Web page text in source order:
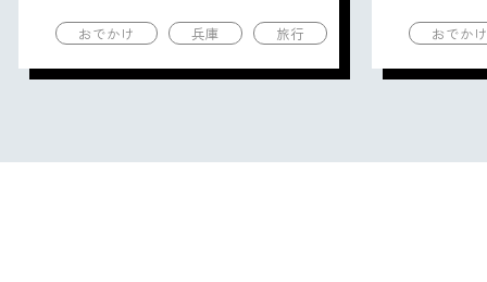
おでかけ 兵庫 旅行 おでか